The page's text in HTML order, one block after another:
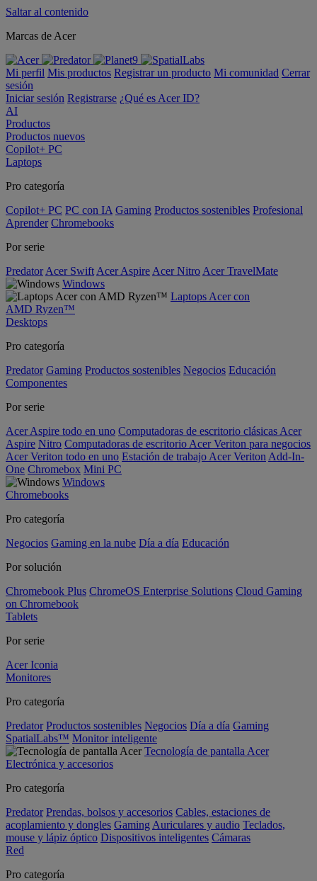
Saltar al contenido
Marcas de Acer
Mi perfil Mis productos Registrar un producto Mi comunidad Cerrar
sesión
Iniciar sesión Registrarse ¿Qué es Acer ID?
AI
Productos
Productos nuevos
Copilot+ PC
Laptops
Pro categoría
Copilot+ PC PC con IA Gaming Productos sostenibles Profesional
Aprender Chromebooks
Por serie
Predator Acer Swift Acer Aspire Acer Nitro Acer TravelMate
Windows
Laptops Acer con
AMD Ryzen™
Desktops
Pro categoría
Predator Gaming Productos sostenibles Negocios Educación
Componentes
Por serie
Acer Aspire todo en uno Computadoras de escritorio clásicas Acer
Aspire Nitro Computadoras de escritorio Acer Veriton para negocios
Acer Veriton todo en uno Estación de trabajo Acer Veriton Add-In-
One Chromebox Mini PC
Windows
Chromebooks
Pro categoría
Negocios Gaming en la nube Día a día Educación
Por solución
Chromebook Plus ChromeOS Enterprise Solutions Cloud Gaming
on Chromebook
Tablets
Por serie
Acer Iconia
Monitores
Pro categoría
Predator Productos sostenibles Negocios Día a día Gaming
SpatialLabs™ Monitor inteligente
Tecnología de pantalla Acer
Electrónica y accesorios
Pro categoría
Predator Prendas, bolsos y accesorios Cables, estaciones de
acoplamiento y dongles Gaming Auriculares y audio Teclados,
mouse y lápiz óptico Dispositivos inteligentes Cámaras
Red
Pro categoría